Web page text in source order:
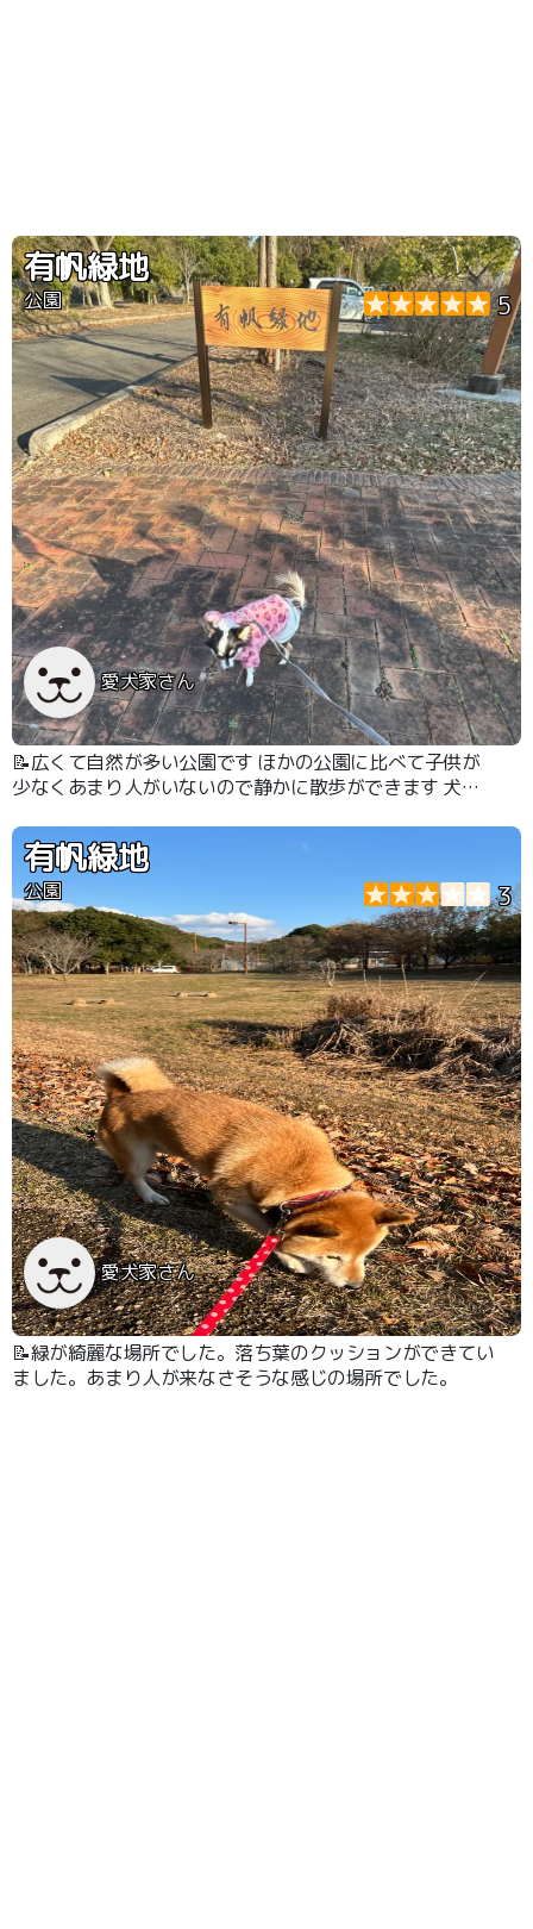
有帆緑地
公園 5
愛犬家さん
📝広くて自然が多い公園です ほかの公園に比べて子供が
少なくあまり人がいないので静かに散歩ができます 犬の
有帆緑地
公園 3
愛犬家さん
📝緑が綺麗な場所でした。落ち葉のクッションができてい
ました。あまり人が来なさそうな感じの場所でした。